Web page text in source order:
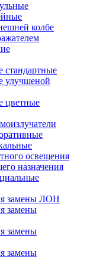
колбе
улучшеной
цветные
освещения
назначения
замены ЛОН
замены
замены
замены